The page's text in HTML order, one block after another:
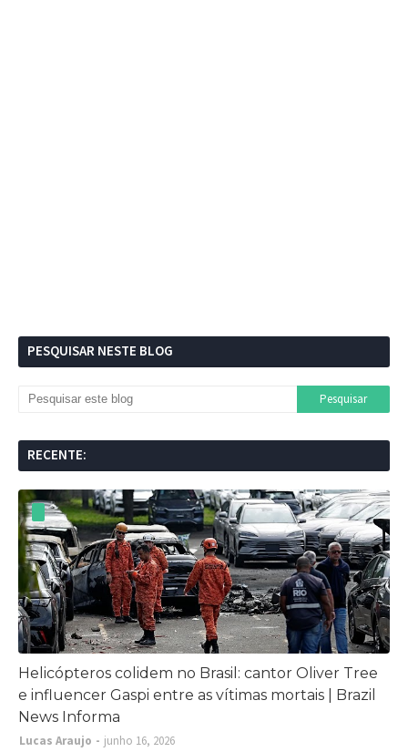
PESQUISAR NESTE BLOG
RECENTE:
Helicópteros colidem no Brasil: cantor Oliver Tree
e influencer Gaspi entre as vítimas mortais | Brazil
News Informa
Lucas Araujo
junho 16, 2026